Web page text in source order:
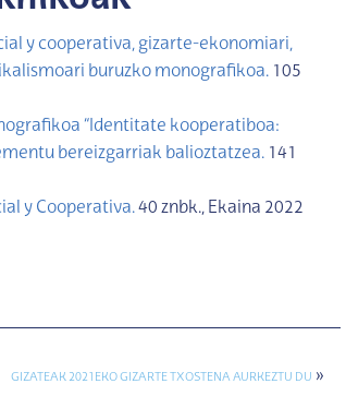
y cooperativa, gizarte-ekonomiari,
buruzko monografikoa.105
“Identitate kooperatiboa:
bereizgarriak balioztatzea.141
y Cooperativa.40 znbk., Ekaina 2022
GIZATEAK 2021EKO GIZARTE TXOSTENA AURKEZTU DU »